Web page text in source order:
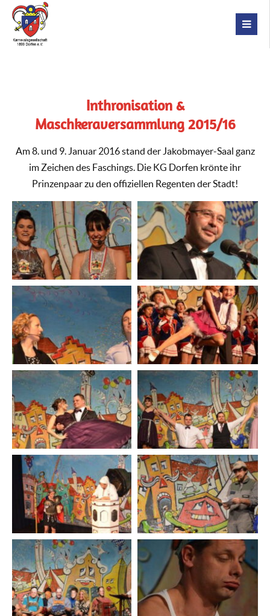
Inthronisation &
Maschkeraversammlung 2015/16
Am 8. und 9. Januar 2016 stand der Jakobmayer-Saal ganz
im Zeichen des Faschings. Die KG Dorfen krönte ihr
Prinzenpaar zu den offiziellen Regenten der Stadt!